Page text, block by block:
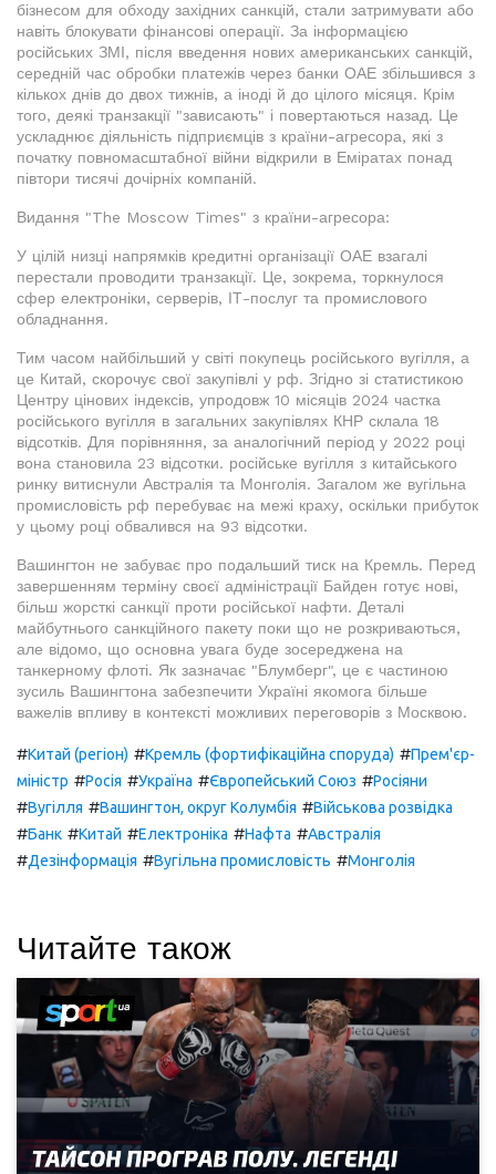
бізнесом для обходу західних санкцій, стали затримувати або
навіть блокувати фінансові операції. За інформацією
російських ЗМІ, після введення нових американських санкцій,
середній час обробки платежів через банки ОАЕ збільшився з
кількох днів до двох тижнів, а іноді й до цілого місяця. Крім
того, деякі транзакції "зависають" і повертаються назад. Це
ускладнює діяльність підприємців з країни-агресора, які з
початку повномасштабної війни відкрили в Еміратах понад
півтори тисячі дочірніх компаній.
Видання "The Moscow Times" з країни-агресора:
У цілій низці напрямків кредитні організації ОАЕ взагалі
перестали проводити транзакції. Це, зокрема, торкнулося
сфер електроніки, серверів, ІТ-послуг та промислового
обладнання.
Тим часом найбільший у світі покупець російського вугілля, а
це Китай, скорочує свої закупівлі у рф. Згідно зі статистикою
Центру цінових індексів, упродовж 10 місяців 2024 частка
російського вугілля в загальних закупівлях КНР склала 18
відсотків. Для порівняння, за аналогічний період у 2022 році
вона становила 23 відсотки. російське вугілля з китайського
ринку витиснули Австралія та Монголія. Загалом же вугільна
промисловість рф перебуває на межі краху, оскільки прибуток
у цьому році обвалився на 93 відсотки.
Вашингтон не забуває про подальший тиск на Кремль. Перед
завершенням терміну своєї адміністрації Байден готує нові,
більш жорсткі санкції проти російської нафти. Деталі
майбутнього санкційного пакету поки що не розкриваються,
але відомо, що основна увага буде зосереджена на
танкерному флоті. Як зазначає "Блумберг", це є частиною
зусиль Вашингтона забезпечити Україні якомога більше
важелів впливу в контексті можливих переговорів з Москвою.
#Китай (регіон) #Кремль (фортифікаційна споруда) #Прем'єр-
міністр #Росія #Україна #Європейський Союз #Росіяни
#Вугілля #Вашингтон, округ Колумбія #Військова розвідка
#Банк #Китай #Електроніка #Нафта #Австралія
#Дезінформація #Вугільна промисловість #Монголія
Читайте також